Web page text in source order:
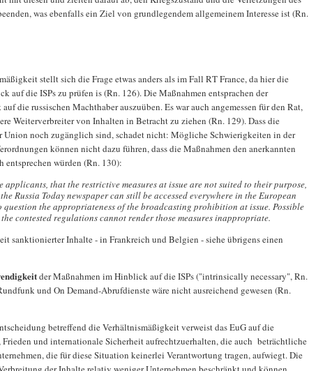
was ebenfalls ein Ziel von grundlegendem allgemeinem Interesse ist (Rn.
stellt sich die Frage etwas anders als im Fall RT France, da hier die
auf die ISPs zu prüfen is (Rn. 126). Die Maßnahmen entsprachen der
die russischen Machthaber auszuüben. Es war auch angemessen für den Rat,
Weiterverbreiter von Inhalten in Betracht zu ziehen (Rn. 129). Dass die
noch zugänglich sind, schadet nicht: Mögliche Schwierigkeiten in der
können nicht dazu führen, dass die Maßnahmen den anerkannten
würden (Rn. 130):
applicants, that the restrictive measures at issue are not suited to their purpose,
Russia Today newspaper can still be accessed everywhere in the European
the appropriateness of the broadcasting prohibition at issue. Possible
contested regulations cannot render those measures inappropriate.
sanktionierter Inhalte - in Frankreich und Belgien - siehe übrigens einen
der Maßnahmen im Hinblick auf die ISPs ("intrinsically necessary", Rn.
und On Demand-Abrufdienste wäre nicht ausreichend gewesen (Rn.
betreffend die Verhältnismäßigkeit verweist das EuG auf die
Frieden und internationale Sicherheit aufrechtzuerhalten, die auch beträchtliche
die für diese Situation keinerlei Verantwortung tragen, aufwiegt. Die